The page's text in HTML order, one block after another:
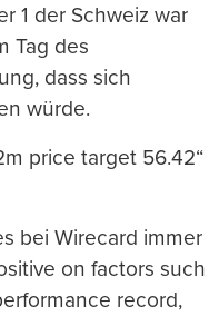
1 der Schweiz war
Tag des
dass sich
würde.
price target 56.42“
bei Wirecard immer
on factors such
record,